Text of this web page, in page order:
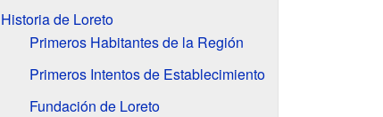
Historia de Loreto
Primeros Habitantes de la Región
Primeros Intentos de Establecimiento
Fundación de Loreto